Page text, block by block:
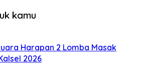
kamu
Harapan 2 Lomba Masak
2026